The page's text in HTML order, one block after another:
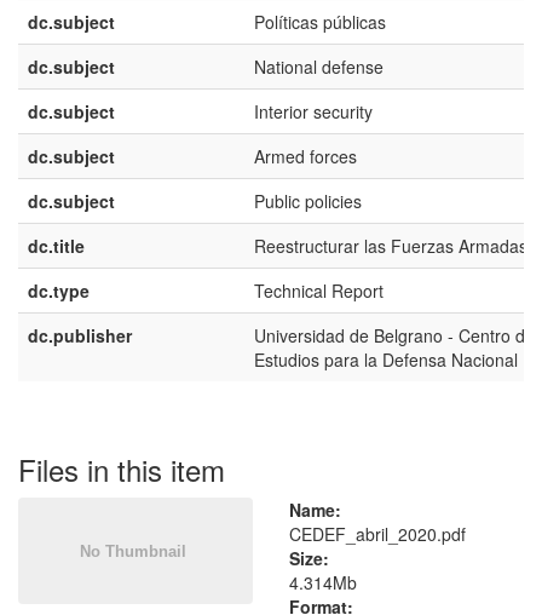
dc.subject
Políticas públicas
dc.subject
National defense
dc.subject
Interior security
dc.subject
Armed forces
dc.subject
Public policies
dc.title
Reestructurar las Fuerzas Armadas
dc.type
Technical Report
dc.publisher
Universidad de Belgrano - Centro de
Estudios para la Defensa Nacional
Files in this item
Name:
CEDEF_abril_2020.pdf
Size:
4.314Mb
Format: